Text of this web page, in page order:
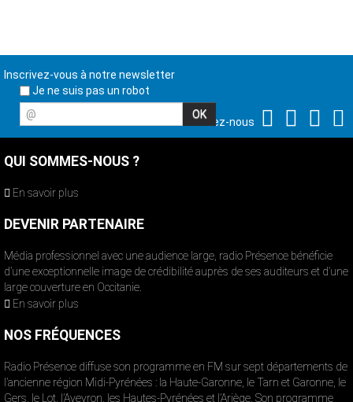
Inscrivez-vous à notre newsletter
Je ne suis pas un robot
@
Suivez-nous
QUI SOMMES-NOUS ?
En savoir plus
DEVENIR PARTENAIRE
Média professionnel avec une audience large, radio Présence bénéficie
d’une exceptionnelle image de crédibilité auprès de ses auditeurs et d’une
large couverture en Occitanie.
En savoir plus
NOS FRÉQUENCES
Radio Présence diffuse son programme en FM sur sept départements de
l’ancienne région Midi-Pyrénées : la Haute-Garonne, le Tarn et Garonne, le
Gers, le Lot, l’Aveyron, les Hautes-Pyrénées et l’Ariège. Son programme